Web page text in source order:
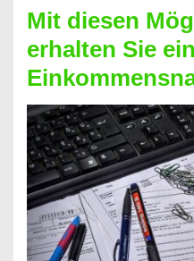
Mit diesen
erhalten Sie